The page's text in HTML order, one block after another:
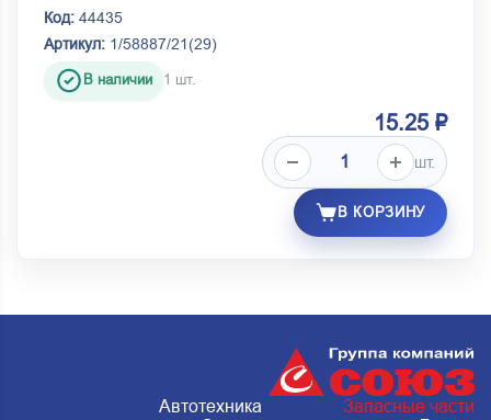
Код: 44435
Артикул: 1/58887/21(29)
В наличии 1 шт.
15.25 ₽
шт.
В КОРЗИНУ
Автотехника
Запасные части